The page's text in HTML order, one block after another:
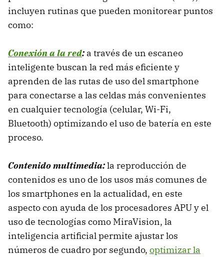
incluyen rutinas que pueden monitorear puntos
como:
Conexión a la red:a través de un escaneo
inteligente buscan la red más eficiente y
aprenden de las rutas de uso del smartphone
para conectarse a las celdas más convenientes
en cualquier tecnología (celular, Wi-Fi,
Bluetooth) optimizando el uso de batería en este
proceso.
Contenido multimedia:la reproducción de
contenidos es uno de los usos más comunes de
los smartphones en la actualidad, en este
aspecto con ayuda de los procesadores APU y el
uso de tecnologías como MiraVision, la
inteligencia artificial permite ajustar los
números de cuadro por segundo, optimizar la